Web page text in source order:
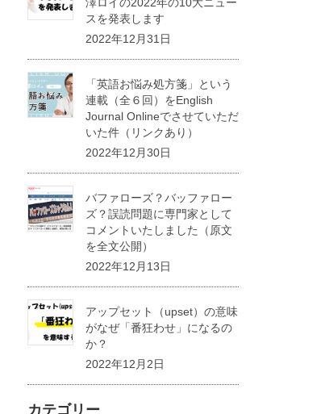
スを発表します
2022年12月31日
「英語お悩み処方箋」という
連載（全６回）をEnglish
Journal Onlineでさせていただ
いた件（リンクあり）
2022年12月30日
バファローズ？バッファロー
ズ？誤読問題に専門家として
コメントいたしました（原文
を全文公開）
2022年12月13日
アップセット（upset）の意味
がなぜ「番狂わせ」になるの
か？
2022年12月2日
カテゴリー